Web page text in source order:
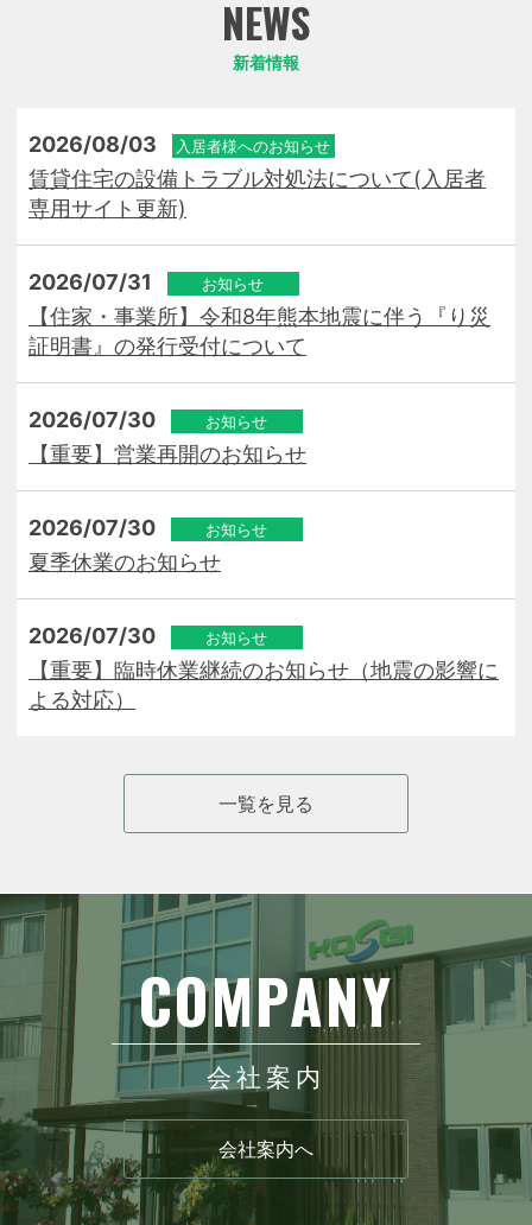
新着情報
2026/08/03 入居者様へのお知らせ
賃貸住宅の設備トラブル対処法について(入居者
専用サイト更新)
2026/07/31 お知らせ
【住家・事業所】令和8年熊本地震に伴う『り災
証明書』の発行受付について
2026/07/30 お知らせ
【重要】営業再開のお知らせ
2026/07/30 お知らせ
夏季休業のお知らせ
2026/07/30 お知らせ
【重要】臨時休業継続のお知らせ（地震の影響に
よる対応）
一覧を見る
会社案内
会社案内へ